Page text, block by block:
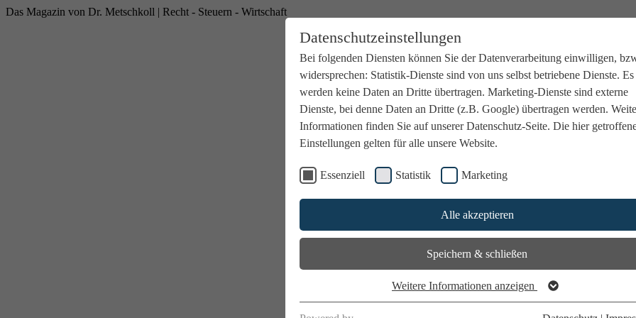
Datenschutzeinstellungen
Bei folgenden Diensten können Sie der Datenverarbeitung einwilligen,
widersprechen: Statistik-Dienste sind von uns selbst betriebene Dienste. Es
werden keine Daten an Dritte übertragen. Marketing-Dienste sind externe
Dienste, bei denne Daten an Dritte (z.B. Google) übertragen werden.
Informationen finden Sie auf unserer Datenschutz-Seite. Die hier
Einstellungen gelten für alle unsere Website.
Essenziell Statistik Marketing
Alle akzeptieren
Speichern & schließen
Weitere Informationen anzeigen
Das Magazin von Dr. Metschkoll | Recht - Steuern - Wirtschaft